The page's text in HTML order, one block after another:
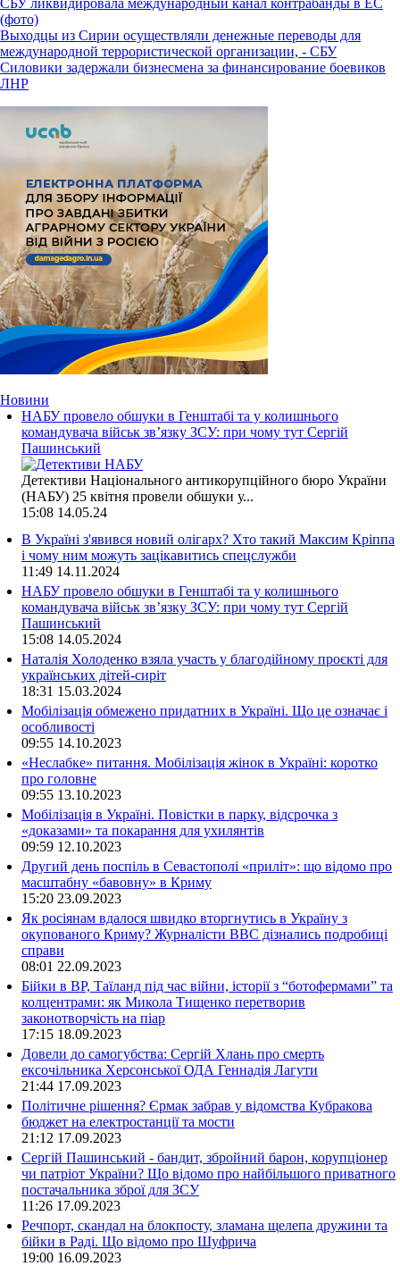
СБУ ликвидировала международный канал контрабанды в ЕС
(фото)
Выходцы из Сирии осуществляли денежные переводы для
международной террористической организации, - СБУ
Силовики задержали бизнесмена за финансирование боевиков
ЛНР
Новини
НАБУ провело обшуки в Генштабі та у колишнього
командувача військ зв’язку ЗСУ: при чому тут Сергій
Пашинський
Детективи Національного антикорупційного бюро України
(НАБУ) 25 квітня провели обшуки у...
15:08 14.05.24
В Україні з'явився новий олігарх? Хто такий Максим Кріппа
і чому ним можуть зацікавитись спецслужби
11:49 14.11.2024
НАБУ провело обшуки в Генштабі та у колишнього
командувача військ зв’язку ЗСУ: при чому тут Сергій
Пашинський
15:08 14.05.2024
Наталія Холоденко взяла участь у благодійному проєкті для
українських дітей-сиріт
18:31 15.03.2024
Мобілізація обмежено придатних в Україні. Що це означає і
особливості
09:55 14.10.2023
«Неслабке» питання. Мобілізація жінок в Україні: коротко
про головне
09:55 13.10.2023
Мобілізація в Україні. Повістки в парку, відсрочка з
«доказами» та покарання для ухилянтів
09:59 12.10.2023
Другий день поспіль в Севастополі «приліт»: що відомо про
масштабну «бавовну» в Криму
15:20 23.09.2023
Як росіянам вдалося швидко вторгнутись в Україну з
окупованого Криму? Журналісти ВВС дізнались подробиці
справи
08:01 22.09.2023
Бійки в ВР, Таїланд під час війни, історії з “ботофермами” та
колцентрами: як Микола Тищенко перетворив
законотворчість на піар
17:15 18.09.2023
Довели до самогубства: Сергій Хлань про смерть
ексочільника Херсонської ОДА Геннадія Лагути
21:44 17.09.2023
Політичне рішення? Єрмак забрав у відомства Кубракова
бюджет на електростанції та мости
21:12 17.09.2023
Сергій Пашинський - бандит, збройний барон, корупціонер
чи патріот України? Що відомо про найбільшого приватного
постачальника зброї для ЗСУ
11:26 17.09.2023
Речпорт, скандал на блокпосту, зламана щелепа дружини та
бійки в Раді. Що відомо про Шуфрича
19:00 16.09.2023